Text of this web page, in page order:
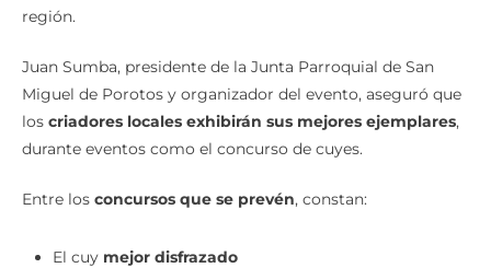
región.
Juan Sumba, presidente de la Junta Parroquial de San
Miguel de Porotos y organizador del evento, aseguró que
los criadores locales exhibirán sus mejores ejemplares,
durante eventos como el concurso de cuyes.
Entre los concursos que se prevén, constan:
El cuy mejor disfrazado